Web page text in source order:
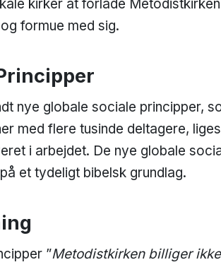
kirker at forlade
formue med sig.
nye globale sociale principper,
med flere tusinde deltagere,
i arbejdet. De nye globale
et tydeligt bibelsk grundlag.
”Metodistkirken billiger